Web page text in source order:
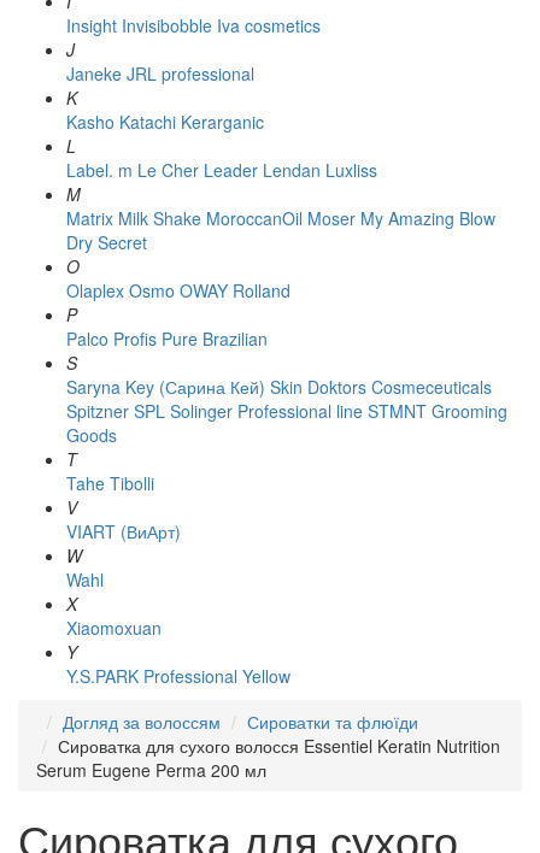
Insight Invisibobble Iva cosmetics
J
Janeke JRL professional
K
Kasho Katachi Kerarganic
L
Label. m Le Cher Leader Lendan Luxliss
M
Matrix Milk Shake MoroccanOil Moser My Amazing Blow
Dry Secret
O
Olaplex Osmo OWAY Rolland
P
Palco Profis Pure Brazilian
S
Saryna Key (Сарина Кей) Skin Doktors Cosmeceuticals
Spitzner SPL Solinger Professional line STMNT Grooming
Goods
T
Tahe Tibolli
V
VIART (ВиАрт)
W
Wahl
X
Xiaomoxuan
Y
Y.S.PARK Professional Yellow
Догляд за волоссям
Сироватки та флюїди
Сироватка для сухого волосся Essentiel Keratin Nutrition
Serum Eugene Perma 200 мл
Сироватка для сухого